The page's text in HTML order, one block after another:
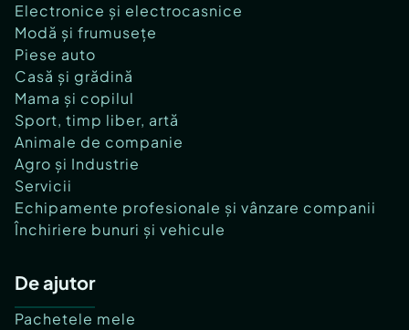
Electronice și electrocasnice
Modă și frumusețe
Piese auto
Casă și grădină
Mama și copilul
Sport, timp liber, artă
Animale de companie
Agro și Industrie
Servicii
Echipamente profesionale și vânzare companii
Închiriere bunuri și vehicule
De ajutor
Pachetele mele